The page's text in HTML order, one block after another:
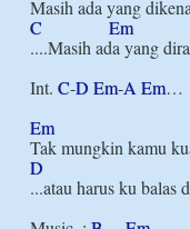
C
Em
....Masih ada yang
Int. C-D Em-A Em…
Em
D
...atau harus ku balas